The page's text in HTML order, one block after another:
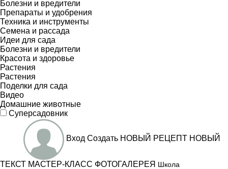
Болезни и вредители
Препараты и удобрения
Техника и инструменты
Семена и рассада
Идеи для сада
Болезни и вредители
Красота и здоровье
Растения
Растения
Поделки для сада
Видео
Домашние животные
Суперсадовник
Вход Создать НОВЫЙ РЕЦЕПТ НОВЫЙ
ТЕКСТ МАСТЕР-КЛАСС ФОТОГАЛЕРЕЯ Школа